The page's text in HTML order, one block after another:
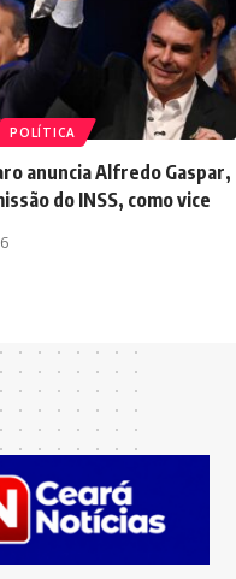
POLÍTICA
anuncia Alfredo Gaspar,
do INSS, como vice